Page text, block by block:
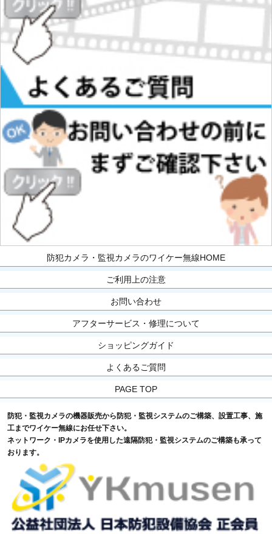
防犯カメラ・監視カメラのワイケー無線HOME
ご利用上の注意
お問い合わせ
アフターサービス・修理について
ショッピングガイド
よくあるご質問
PAGE TOP
防犯・監視カメラの機器販売から防犯・監視システムのご構築、設置工事、施
工までワイケー無線にお任せ下さい。
ネットワーク・IPカメラを使用した遠隔防犯・監視システムのご構築も承って
おります。